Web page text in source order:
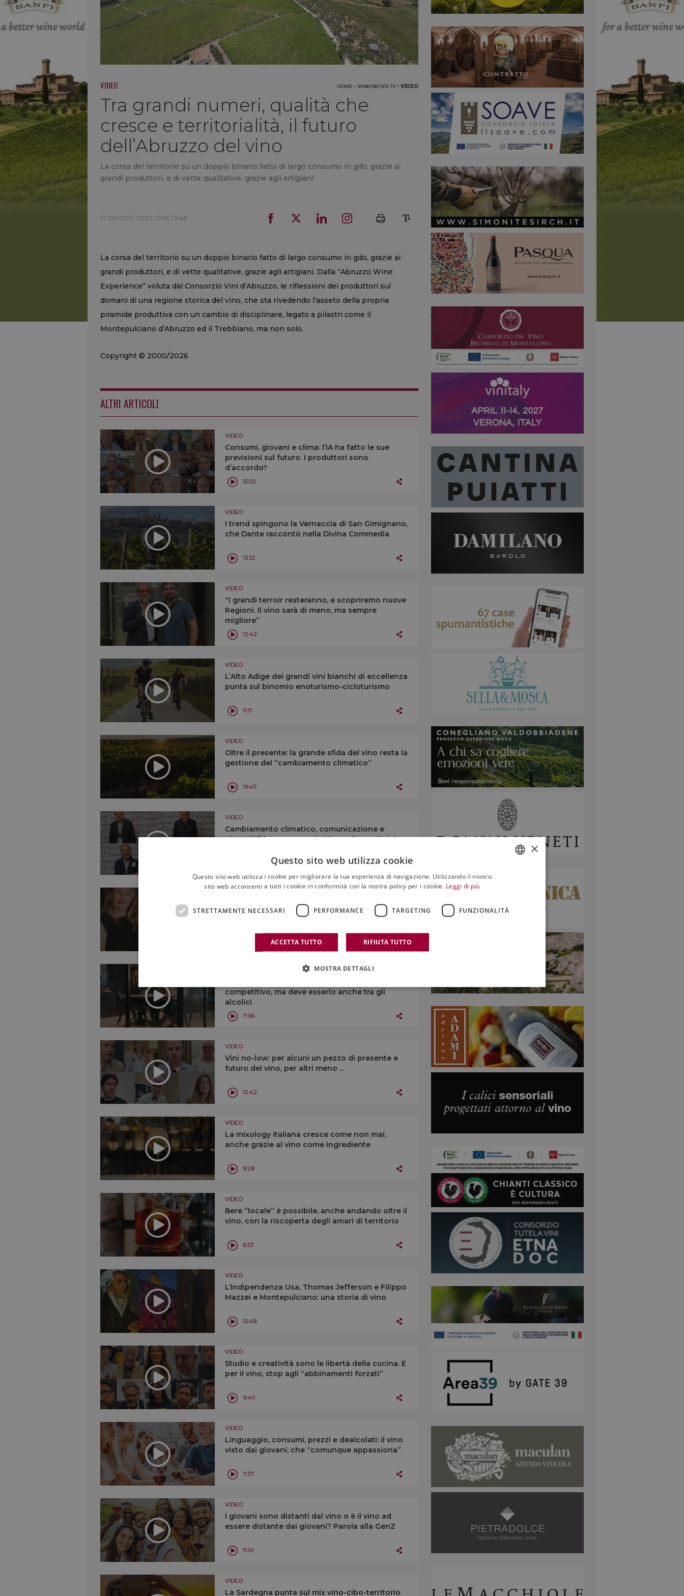
VIDEO HOME › WINENEWS TV › VIDEO
Tra grandi numeri, qualità che
cresce e territorialità, il futuro
dell’Abruzzo del vino
La corsa del territorio su un doppio binario fatto di largo consumo in gdo, grazie ai
grandi produttori, e di vette qualitative, grazie agli artigiani
17 GIUGNO 2022, ORE 13:46
La corsa del territorio su un doppio binario fatto di largo consumo in gdo, grazie ai
grandi produttori, e di vette qualitative, grazie agli artigiani. Dalla “Abruzzo Wine
Experience” voluta dal Consorzio Vini d’Abruzzo, le riflessioni dei produttori sul
domani di una regione storica del vino, che sta rivedendo l’asseto della propria
piramide produttiva con un cambio di disciplinare, legato a pilastri come il
Montepulciano d’Abruzzo ed il Trebbiano, ma non solo.
Copyright © 2000/2026
ALTRI ARTICOLI
VIDEO
Consumi, giovani e clima: l’IA ha fatto le sue
previsioni sul futuro. I produttori sono
d’accordo?
15:02
VIDEO
I trend spingono la Vernaccia di San Gimignano,
che Dante raccontò nella Divina Commedia
13:32
VIDEO
“I grandi terroir resteranno, e scopriremo nuove
Regioni. Il vino sarà di meno, ma sempre
migliore”
12:42
VIDEO
L’Alto Adige dei grandi vini bianchi di eccellenza
punta sul binomio enoturismo-cicloturismo
11:11
VIDEO
Oltre il presente: la grande sfida del vino resta la
gestione del “cambiamento climatico”
19:47
VIDEO
Cambiamento climatico, comunicazione e
giovani: il futuro secondo i “grandi saggi” del
Il gender gap nel mondo del vino è in
controtendenza, ma il settore non può
competitivo, ma deve esserlo anche tra gli
alcolici
7:06
VIDEO
Vini no-low: per alcuni un pezzo di presente e
futuro del vino, per altri meno ...
12:42
VIDEO
La mixology italiana cresce come non mai,
anche grazie al vino come ingrediente
9:28
VIDEO
Bere “locale” è possibile, anche andando oltre il
vino, con la riscoperta degli amari di territorio
6:53
VIDEO
L’Indipendenza Usa, Thomas Jefferson e Filippo
Mazzei e Montepulciano: una storia di vino
15:48
VIDEO
Studio e creatività sono le libertà della cucina. E
per il vino, stop agli “abbinamenti forzati”
9:40
VIDEO
Linguaggio, consumi, prezzi e dealcolati: il vino
visto dai giovani, che “comunque appassiona”
7:37
VIDEO
I giovani sono distanti dal vino o è il vino ad
essere distante dai giovani? Parola alla GenZ
11:10
VIDEO
La Sardegna punta sul mix vino-cibo-territorio
×
Questo sito web utilizza cookie
Questo sito web utilizza i cookie per migliorare la tua esperienza di navigazione. Utilizzando il nostro
sito web acconsenti a tutti i cookie in conformità con la nostra policy per i cookie. Leggi di più
STRETTAMENTE NECESSARI PERFORMANCE TARGETING FUNZIONALITÀ
ACCETTA TUTTO RIFIUTA TUTTO
MOSTRA DETTAGLI